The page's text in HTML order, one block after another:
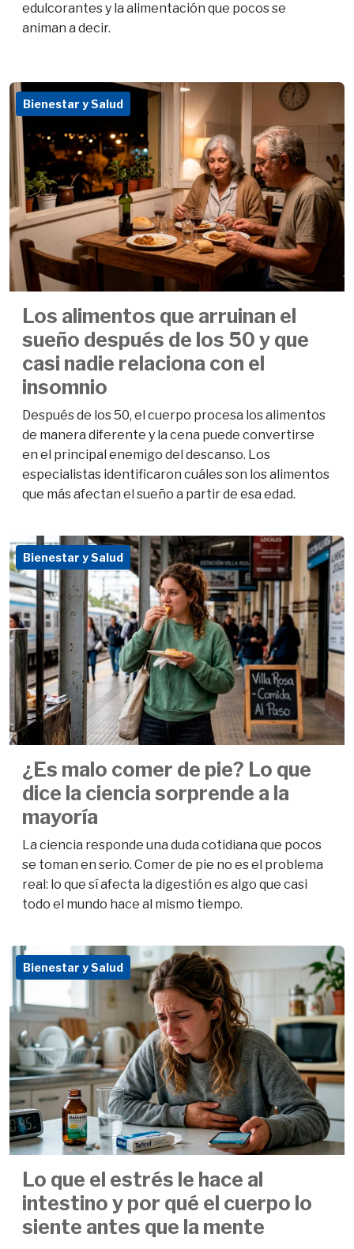
edulcorantes y la alimentación que pocos se
animan a decir.
Bienestar y Salud
Los alimentos que arruinan el
sueño después de los 50 y que
casi nadie relaciona con el
insomnio
Después de los 50, el cuerpo procesa los alimentos
de manera diferente y la cena puede convertirse
en el principal enemigo del descanso. Los
especialistas identificaron cuáles son los alimentos
que más afectan el sueño a partir de esa edad.
Bienestar y Salud
¿Es malo comer de pie? Lo que
dice la ciencia sorprende a la
mayoría
La ciencia responde una duda cotidiana que pocos
se toman en serio. Comer de pie no es el problema
real: lo que sí afecta la digestión es algo que casi
todo el mundo hace al mismo tiempo.
Bienestar y Salud
Lo que el estrés le hace al
intestino y por qué el cuerpo lo
siente antes que la mente